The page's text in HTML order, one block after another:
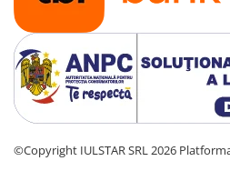
©Copyright IULSTAR SRL 2026